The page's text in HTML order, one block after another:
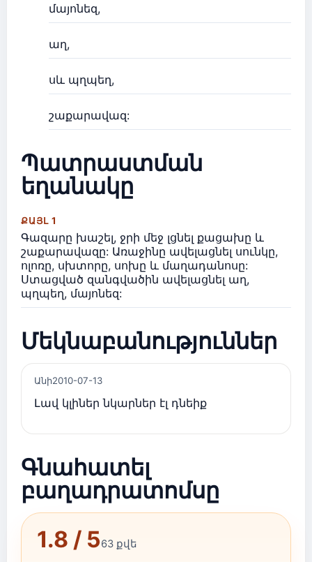
մայոնեզ,
աղ,
սև պղպեղ,
շաքարավազ:
Պատրաստման
եղանակը
ՔԱՅԼ 1
Գազարը խաշել, ջրի մեջ լցնել քացախը և
շաքարավազը: Առաջինը ավելացնել սունկը,
ոլոռը, սխտորը, սոխը և մաղադանոսը:
Ստացված զանգվածին ավելացնել աղ,
պղպեղ, մայոնեզ:
Մեկնաբանություններ
Անի2010-07-13
Լավ կլիներ նկարներ էլ դնեիք
Գնահատել
բաղադրատոմսը
1.8 / 563 քվե